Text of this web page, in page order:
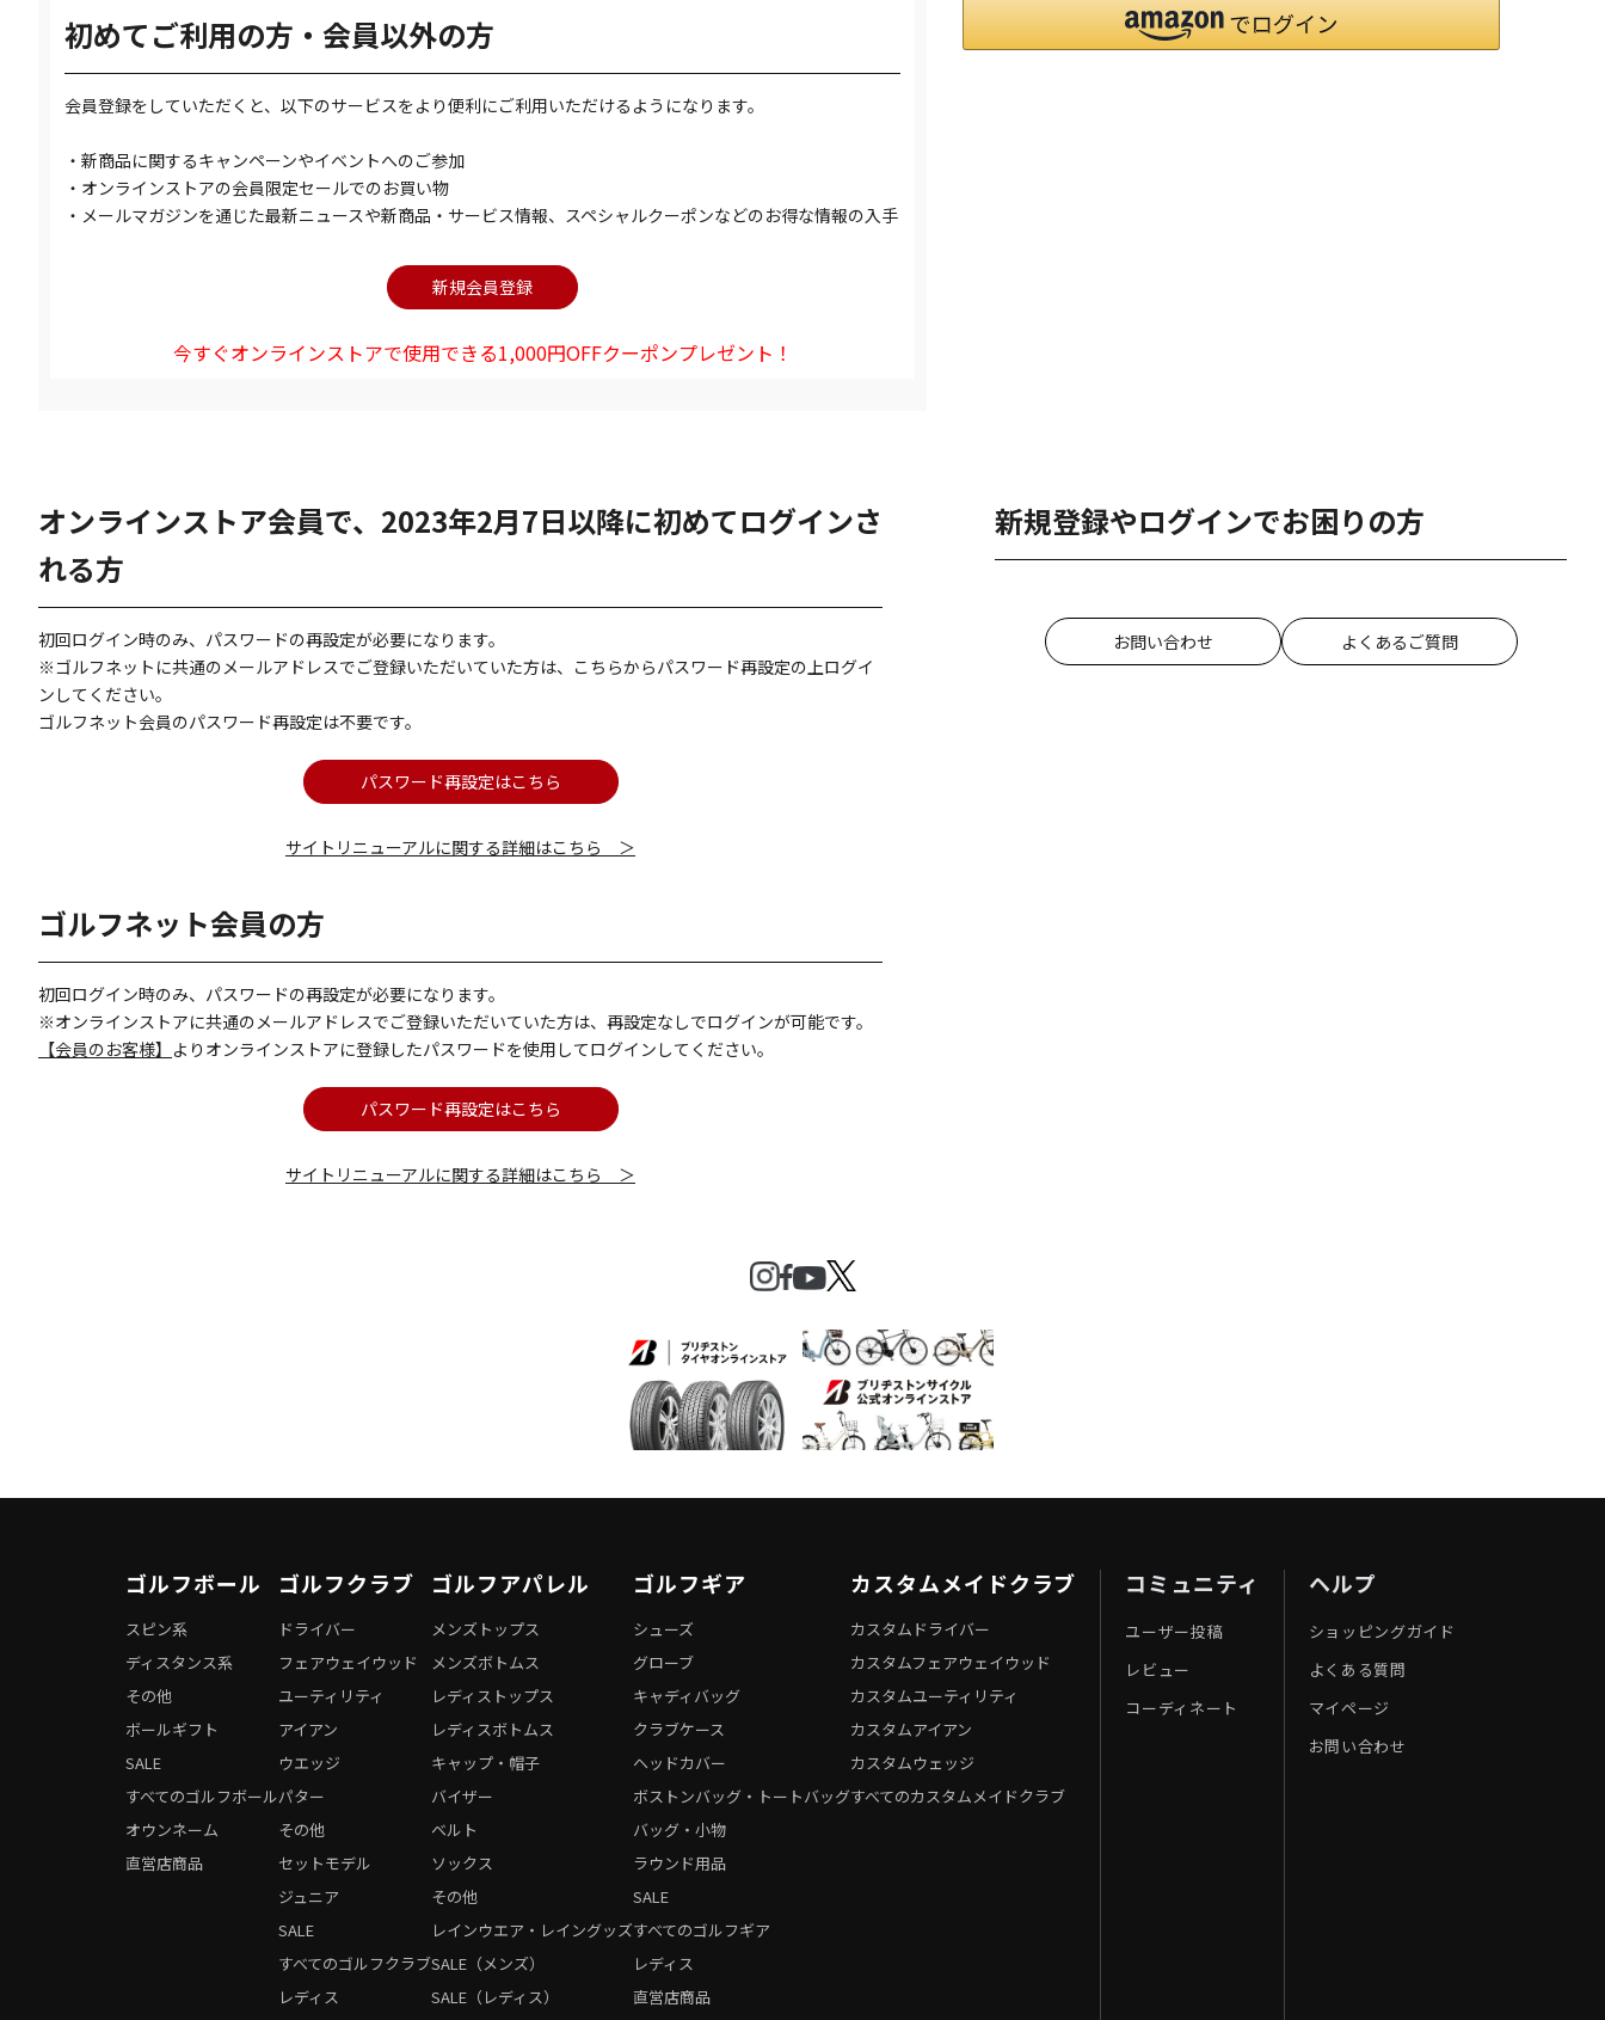
初めてご利用の方・会員以外の方
会員登録をしていただくと、以下のサービスをより便利にご利用いただけるようになります。
・新商品に関するキャンペーンやイベントへのご参加
・オンラインストアの会員限定セールでのお買い物
・メールマガジンを通じた最新ニュースや新商品・サービス情報、スペシャルクーポンなどのお得な情報の入手
今すぐオンラインストアで使用できる1,000円OFFクーポンプレゼント！
オンラインストア会員で、2023年2月7日以降に初めてログインさ
れる方
初回ログイン時のみ、パスワードの再設定が必要になります。
※ゴルフネットに共通のメールアドレスでご登録いただいていた方は、こちらからパスワード再設定の上ログイ
ンしてください。
ゴルフネット会員のパスワード再設定は不要です。
パスワード再設定はこちら
サイトリニューアルに関する詳細はこちら ＞
ゴルフネット会員の方
初回ログイン時のみ、パスワードの再設定が必要になります。
※オンラインストアに共通のメールアドレスでご登録いただいていた方は、再設定なしでログインが可能です。
【会員のお客様】 よりオンラインストアに登録したパスワードを使用してログインしてください。
パスワード再設定はこちら
サイトリニューアルに関する詳細はこちら ＞
新規登録やログインでお困りの方
お問い合わせ よくあるご質問
ゴルフボール
オウンネーム
直営店商品
スピン系
ディスタンス系
その他
ボールギフト
SALE
すべてのゴルフボール
ゴルフクラブ
レディス
ドライバー
フェアウェイウッド
ユーティリティ
アイアン
ウエッジ
パター
その他
セットモデル
ジュニア
SALE
すべてのゴルフクラブ
ゴルフアパレル
メンズトップス
メンズボトムス
レディストップス
レディスボトムス
キャップ・帽子
バイザー
ベルト
ソックス
その他
レインウエア・レイングッズ
SALE（メンズ）
SALE（レディス）
ゴルフギア
レディス
直営店商品
シューズ
グローブ
キャディバッグ
クラブケース
ヘッドカバー
ボストンバッグ・トートバッグ
バッグ・小物
ラウンド用品
SALE
すべてのゴルフギア
カスタムメイドクラブ
カスタムドライバー
カスタムフェアウェイウッド
カスタムユーティリティ
カスタムアイアン
カスタムウェッジ
すべてのカスタムメイドクラブ
コミュニティ
ユーザー投稿
レビュー
コーディネート
ヘルプ
ショッピングガイド
よくある質問
マイページ
お問い合わせ